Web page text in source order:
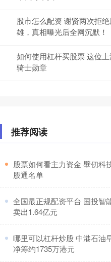
股市怎么配资 谢贤两次拒
雄，真相曝光后全网沉默！
如何使用杠杆买股票 这位
骑士勋章
推荐阅读
股票如何看主力资金 壁仞科
股通名单
全国最正规配资平台 国投智
卖出1.64亿元
哪里可以杠杆炒股 中港石油
净筹约1735万港元